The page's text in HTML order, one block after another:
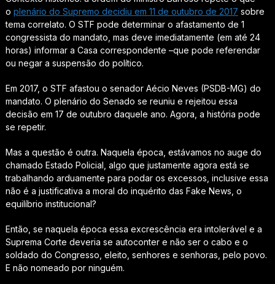
o plenário do Supremo decidiu em 11 de outubro de 2017 sobre
tema correlato. O STF pode determinar o afastamento de 1
congressista do mandato, mas deve imediatamente (em até 24
horas) informar a Casa correspondente –que pode referendar
ou negar a suspensão do político.
Em 2017, o STF afastou o senador Aécio Neves (PSDB-MG) do
mandato. O plenário do Senado se reuniu e rejeitou essa
decisão em 17 de outubro daquele ano. Agora, a história pode
se repetir.
Mas a questão é outra. Naquela época, estávamos no auge do
chamado Estado Policial, algo que justamente agora está se
trabalhando arduamente para podar os excessos, inclusive essa
não é a justificativa a moral do inquérito das Fake News, o
equilíbrio institucional?
Então, se naquela época essa excrescência era intolerável e a
Suprema Corte deveria se autoconter e não ser o cabo e o
soldado do Congresso, eleito, senhores e senhoras, pelo povo.
E não nomeado por ninguém.